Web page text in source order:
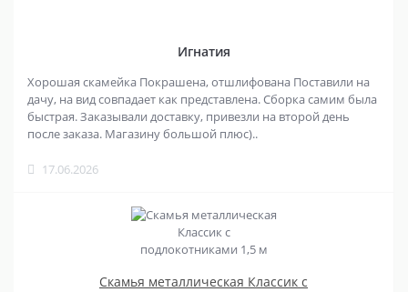
Игнатия
Хорошая скамейка Покрашена, отшлифована Поставили на
дачу, на вид совпадает как представлена. Сборка самим была
быстрая. Заказывали доставку, привезли на второй день
после заказа. Магазину большой плюс)..
17.06.2026
Скамья металлическая Классик с